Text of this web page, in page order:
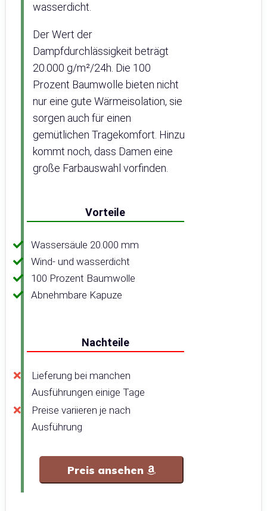
wasserdicht.
Der Wert der
Dampfdurchlässigkeit beträgt
20.000 g/m²/24h. Die 100
Prozent Baumwolle bieten nicht
nur eine gute Wärmeisolation, sie
sorgen auch für einen
gemütlichen Tragekomfort. Hinzu
kommt noch, dass Damen eine
große Farbauswahl vorfinden.
Vorteile
Wassersäule 20.000 mm
Wind- und wasserdicht
100 Prozent Baumwolle
Abnehmbare Kapuze
Nachteile
Lieferung bei manchen
Ausführungen einige Tage
Preise variieren je nach
Ausführung
Preis ansehen